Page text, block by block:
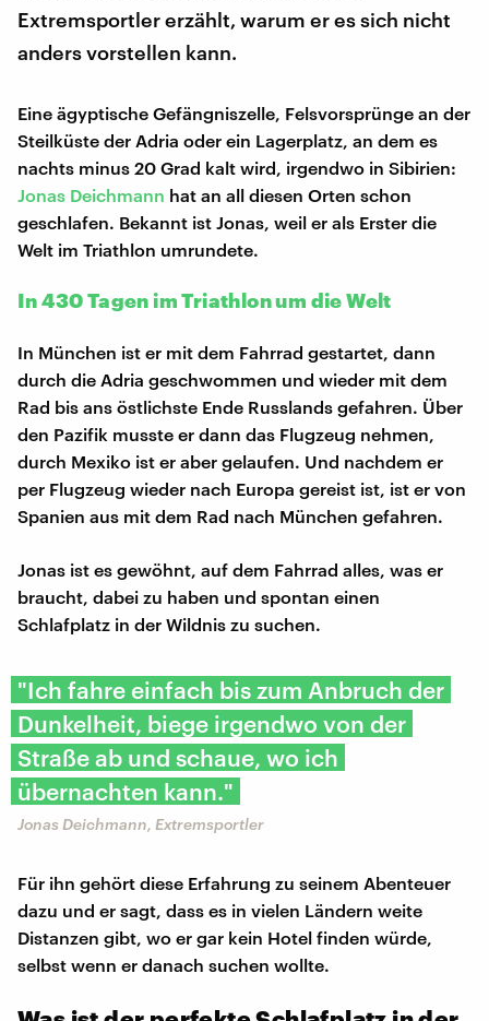
Extremsportler erzählt, warum er es sich nicht
anders vorstellen kann.
Eine ägyptische Gefängniszelle, Felsvorsprünge an der
Steilküste der Adria oder ein Lagerplatz, an dem es
nachts minus 20 Grad kalt wird, irgendwo in Sibirien:
Jonas Deichmann hat an all diesen Orten schon
geschlafen. Bekannt ist Jonas, weil er als Erster die
Welt im Triathlon umrundete.
In 430 Tagen im Triathlon um die Welt
In München ist er mit dem Fahrrad gestartet, dann
durch die Adria geschwommen und wieder mit dem
Rad bis ans östlichste Ende Russlands gefahren. Über
den Pazifik musste er dann das Flugzeug nehmen,
durch Mexiko ist er aber gelaufen. Und nachdem er
per Flugzeug wieder nach Europa gereist ist, ist er von
Spanien aus mit dem Rad nach München gefahren.
Jonas ist es gewöhnt, auf dem Fahrrad alles, was er
braucht, dabei zu haben und spontan einen
Schlafplatz in der Wildnis zu suchen.
"Ich fahre einfach bis zum Anbruch der
Dunkelheit, biege irgendwo von der
Straße ab und schaue, wo ich
übernachten kann."
Jonas Deichmann, Extremsportler
Für ihn gehört diese Erfahrung zu seinem Abenteuer
dazu und er sagt, dass es in vielen Ländern weite
Distanzen gibt, wo er gar kein Hotel finden würde,
selbst wenn er danach suchen wollte.